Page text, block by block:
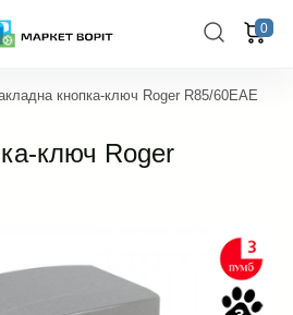
0
кнопка-ключ Roger R85/60EAE
ключ Roger